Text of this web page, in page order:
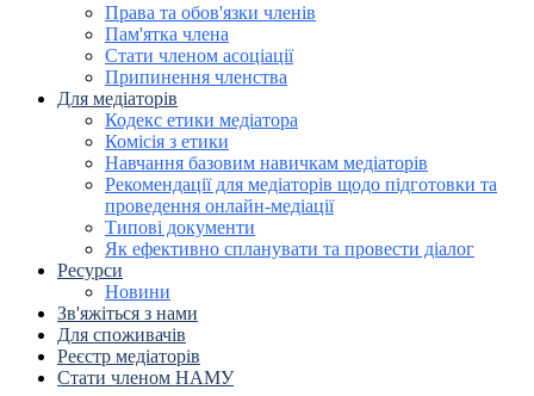
Права та обов'язки членів
Пам'ятка члена
Стати членом асоціації
Припинення членства
Для медіаторів
Кодекс етики медіатора
Комісія з етики
Навчання базовим навичкам медіаторів
Рекомендації для медіаторів щодо підготовки та
проведення онлайн-медіації
Типові документи
Як ефективно спланувати та провести діалог
Ресурси
Новини
Зв'яжіться з нами
Для споживачів
Реєстр медіаторів
Стати членом НАМУ